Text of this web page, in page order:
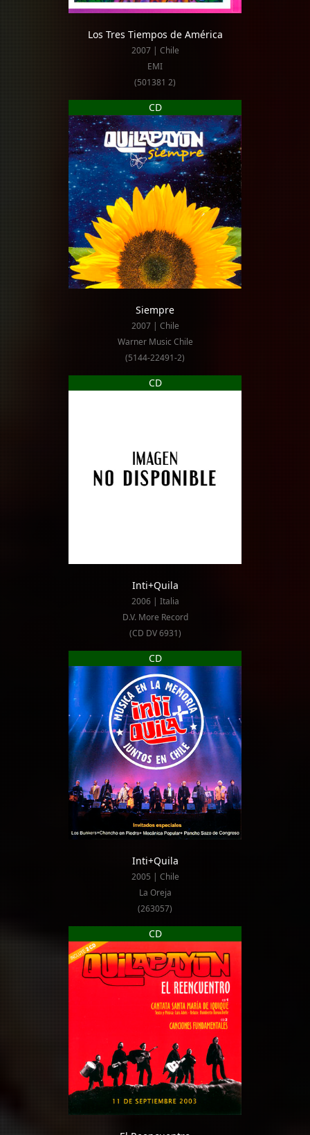
Los Tres Tiempos de América
2007 | Chile
EMI
(501381 2)
CD
Siempre
2007 | Chile
Warner Music Chile
(5144-22491-2)
CD
Inti+Quila
2006 | Italia
D.V. More Record
(CD DV 6931)
CD
Inti+Quila
2005 | Chile
La Oreja
(263057)
CD